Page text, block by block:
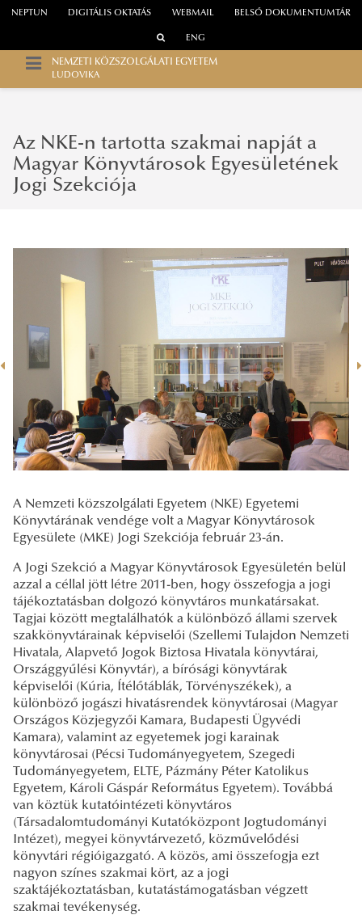
WEBMAIL
NEPTUN DIGITÁLIS OKTATÁS BELSŐ DOKUMENTUMTÁR
ENG
NEMZETI KÖZSZOLGÁLATI EGYETEM
LUDOVIKA
Az NKE-n tartotta szakmai napját a
Magyar Könyvtárosok Egyesületének
Jogi Szekciója
A Nemzeti közszolgálati Egyetem (NKE) Egyetemi
Könyvtárának vendége volt a Magyar Könyvtárosok
Egyesülete (MKE) Jogi Szekciója február 23-án.
A Jogi Szekció a Magyar Könyvtárosok Egyesületén belül
azzal a céllal jött létre 2011-ben, hogy összefogja a jogi
tájékoztatásban dolgozó könyvtáros munkatársakat.
Tagjai között megtalálhatók a különböző állami szervek
szakkönyvtárainak képviselői (Szellemi Tulajdon Nemzeti
Hivatala, Alapvető Jogok Biztosa Hivatala könyvtárai,
Országgyűlési Könyvtár), a bírósági könyvtárak
képviselői (Kúria, Ítélőtáblák, Törvényszékek), a
különböző jogászi hivatásrendek könyvtárosai (Magyar
Országos Közjegyzői Kamara, Budapesti Ügyvédi
Kamara), valamint az egyetemek jogi karainak
könyvtárosai (Pécsi Tudományegyetem, Szegedi
Tudományegyetem, ELTE, Pázmány Péter Katolikus
Egyetem, Károli Gáspár Református Egyetem). Továbbá
van köztük kutatóintézeti könyvtáros
(Társadalomtudományi Kutatóközpont Jogtudományi
Intézet), megyei könyvtárvezető, közművelődési
könyvtári régióigazgató. A közös, ami összefogja ezt
nagyon színes szakmai kört, az a jogi
szaktájékoztatásban, kutatástámogatásban végzett
szakmai tevékenység.